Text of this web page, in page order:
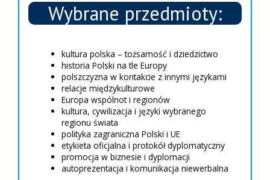
Wybrane przedmioty:
kultura polska – tożsamość i dziedzictwo
historia Polski na tle Europy
polszczyzna w kontakcie z innymi językami
relacje międzykulturowe
Europa wspólnot i regionów
kultura, cywilizacja i języki wybranego
regionu świata
polityka zagraniczna Polski i UE
etykieta oficjalna i protokół dyplomatyczny
promocja w biznesie i dyplomacji
autoprezentacja i komunikacja niewerbalna